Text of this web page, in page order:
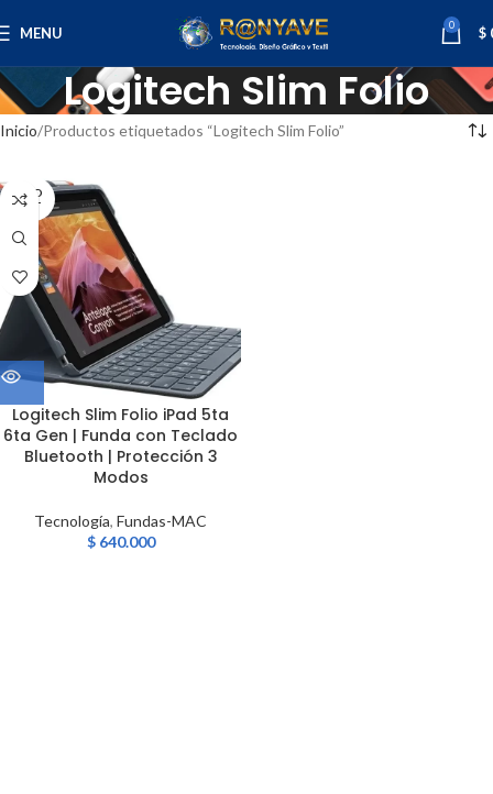
MENU 0 $
Logitech Slim Folio
Inicio Productos etiquetados “Logitech Slim Folio”
SOLD
OUT
Logitech Slim Folio iPad 5ta
6ta Gen | Funda con Teclado
Bluetooth | Protección 3
Modos
Tecnología, Fundas-MAC
$640.000